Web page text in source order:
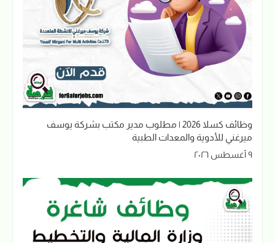
وظائف كسلا 2026 | مطلوب مدير مكتب بشركة يوسف
ميرغني للأدوية والمعدات الطبية
٩ أغسطس ٢٠٢٦